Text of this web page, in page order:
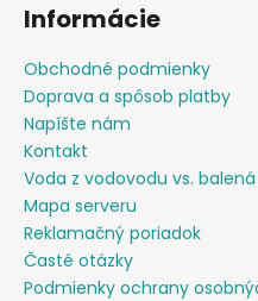
Informácie
Obchodné podmienky
Doprava a spôsob platby
Napíšte nám
Kontakt
Voda z vodovodu vs.
Mapa serveru
Reklamačný poriadok
Časté otázky
Podmienky ochrany